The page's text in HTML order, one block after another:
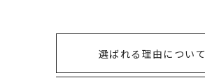
選ばれる理由について